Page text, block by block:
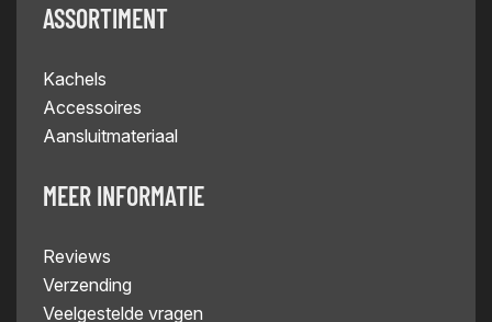
ASSORTIMENT
Kachels
Accessoires
Aansluitmateriaal
MEER INFORMATIE
Reviews
Verzending
Veelgestelde vragen